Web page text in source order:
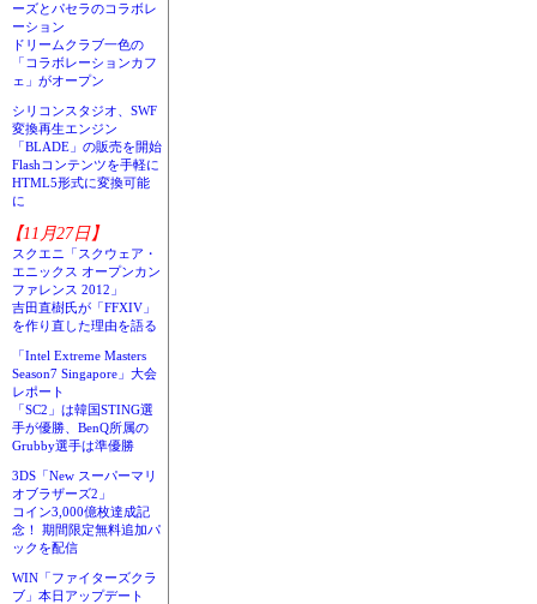
ーズとパセラのコラボレ
ーション
ドリームクラブ一色の
「コラボレーションカフ
ェ」がオープン
シリコンスタジオ、SWF
変換再生エンジン
「BLADE」の販売を開始
Flashコンテンツを手軽に
HTML5形式に変換可能
に
【11月27日】
スクエニ「スクウェア・
エニックス オープンカン
ファレンス 2012」
吉田直樹氏が「FFXIV」
を作り直した理由を語る
「Intel Extreme Masters
Season7 Singapore」大会
レポート
「SC2」は韓国STING選
手が優勝、BenQ所属の
Grubby選手は準優勝
3DS「New スーパーマリ
オブラザーズ2」
コイン3,000億枚達成記
念！ 期間限定無料追加パ
ックを配信
WIN「ファイターズクラ
ブ」本日アップデート